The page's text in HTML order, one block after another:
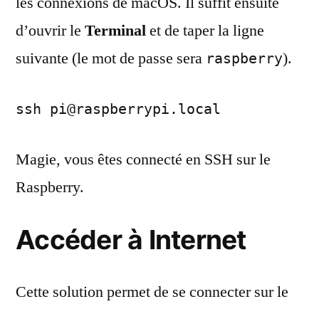
d’ouvrir le Terminalet de taper la ligne
suivante (le mot de passe sera raspberry).
ssh pi@raspberrypi.local
Magie, vous êtes connecté en SSH sur le
Raspberry.
Accéder à Internet
Cette solution permet de se connecter sur le